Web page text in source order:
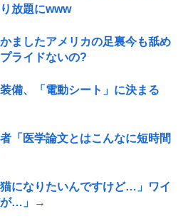
放題にwww
ましたアメリカの足裏今も舐め
ライドないの?
備、「電動シート」に決まる
「医学論文とはこんなに短時間
になりたいんですけど…」ワイ
が…」→